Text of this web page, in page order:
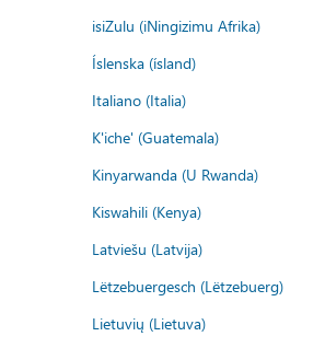
isiZulu (iNingizimu Afrika)
Íslenska (ísland)
Italiano (Italia)
K'iche' (Guatemala)
Kinyarwanda (U Rwanda)
Kiswahili (Kenya)
Latviešu (Latvija)
Lëtzebuergesch (Lëtzebuerg)
Lietuvių (Lietuva)